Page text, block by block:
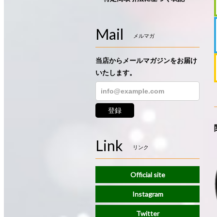
Mail メルマガ
当店からメールマガジンをお届け
いたします。
登録
Link リンク
Official site
Instagram
Twitter